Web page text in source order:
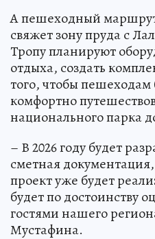
А пешеходный
свяжет зону пруда с
Тропу планируют
отдыха, создать
того, чтобы
комфортно
национального парка
– В 2026 году будет
сметная документация,
проект уже будет
будет по достоинству
гостями нашего
Мустафина.